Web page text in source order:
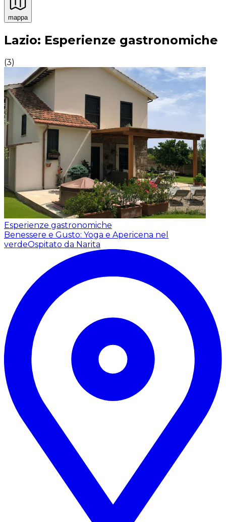
mappa
Esperienze culinarie indimenticabili: Esperienze
Lazio: Esperienze gastronomiche
(3)
Esperienze gastronomiche
Benessere e Gusto: Yoga e Apericena nel
verdeOspitato da Narita